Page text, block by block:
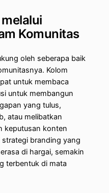
Komunitas
oleh seberapa baik
Kolom
untuk membaca
untuk membangun
yang tulus,
atau melibatkan
keputusan konten
branding yang
di hargai, semakin
terbentuk di mata